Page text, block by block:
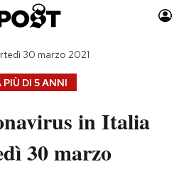
Auto
Moda
Consumismi
DI 5 ANNI
30 marzo 2021
in Italia
30 marzo